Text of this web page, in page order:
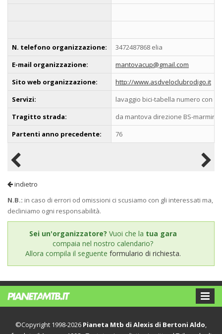
N. telefono organizzazione:
3472487868 elia
E-mail organizzazione:
mantovacup@gmail.com
Sito web organizzazione:
http://www.asdveloclubrodigo.it
Servizi:
lavaggio bici-tabella numero con
Tragitto strada:
da mantova direzione BS-
Partenti anno precedente:
76
indietro
N.B.: in caso di errori od omissioni ci scusiamo con gli interessati ma,
decliniamo ogni responsabilità.
Sei un'organizzatore? Vuoi che la tua gara
compaia nel nostro calendario?
Allora compila il seguente formulario di richiesta.
©Copyright 1998-2026 Pianeta Mtb di Alexis di Bertoni Aldo